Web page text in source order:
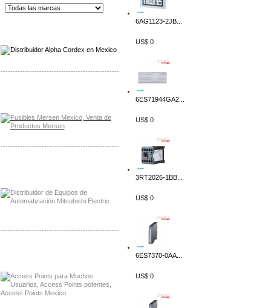
-------------------------------------------------
-------------------------------------------------
-------------------------------------------------
6AG1123-2JB...
US$ 0
6ES71944GA2...
US$ 0
3RT2026-1BB...
US$ 0
6ES7370-0AA...
US$ 0